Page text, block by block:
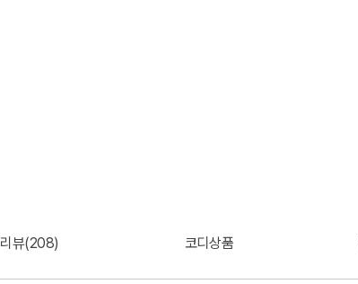
리뷰(208) 코디상품